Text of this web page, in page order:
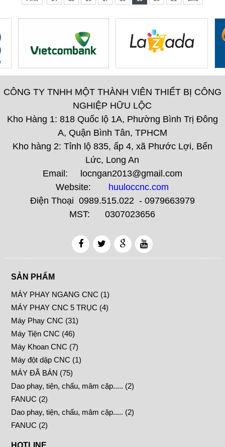
CÔNG TY TNHH MỘT THÀNH VIÊN THIẾT BỊ CÔNG
NGHIỆP HỮU LỘC
Kho Hàng 1: 818 Quốc lộ 1A, Phường Bình Trị Đông
A, Quận Bình Tân, TPHCM
Kho hàng 2: Tỉnh lộ 835, ấp 4, xã Phước Lợi, Bến
Lức, Long An
Email: locngan2013@gmail.com
Website: huuloccnc.com
Điện Thoại 0989.515.022 - 0979663979
MST: 0307023656
SẢN PHẨM
MÁY PHAY NGANG CNC (1)
MÁY PHAY CNC 5 TRỤC (4)
Máy Phay CNC (31)
Máy Tiện CNC (46)
Máy Khoan CNC (7)
Máy đột dập CNC (1)
MÁY ĐÃ BÁN (75)
Dao phay, tiện, chấu, mâm cặp..... (2)
FANUC (2)
Dao phay, tiện, chấu, mâm cặp..... (2)
FANUC (2)